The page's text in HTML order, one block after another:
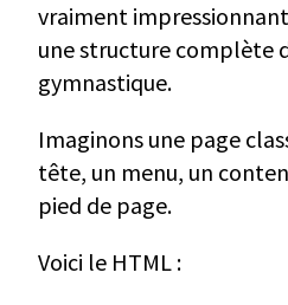
vraiment
une structure complète
gymnastique.
Imaginons une page
tête, un menu, un
pied de page.
Voici le HTML :